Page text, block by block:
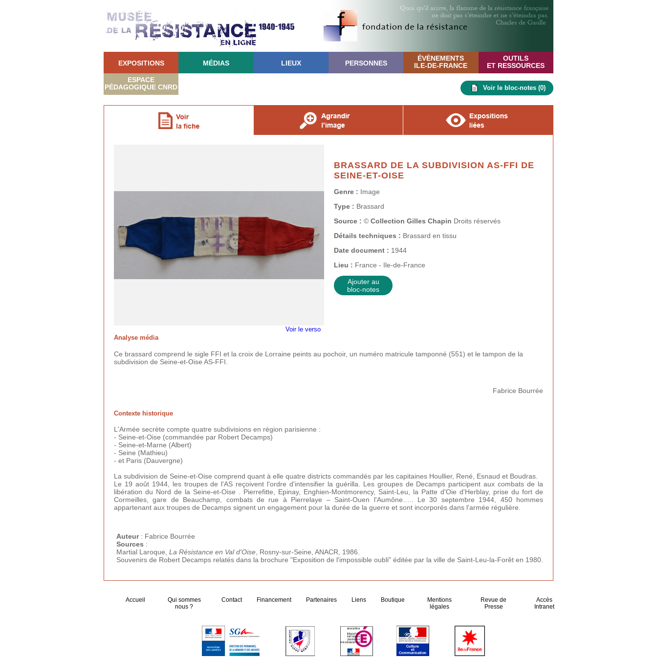
EXPOSITIONS MÉDIAS LIEUX PERSONNES
ÉVÈNEMENTS
ILE-DE-FRANCE
OUTILS
ET RESSOURCES
ESPACE
PÉDAGOGIQUE CNRD Voir le bloc-notes (0)
Voir le verso
BRASSARD DE LA SUBDIVISION AS-FFI DE
SEINE-ET-OISE
Genre : Image
Type : Brassard
Source : © Collection Gilles Chapin Droits réservés
Détails techniques : Brassard en tissu
Date document : 1944
Lieu : France - Ile-de-France
Ajouter au
bloc-notes
Analyse média
Ce brassard comprend le sigle FFI et la croix de Lorraine peints au pochoir, un numéro matricule tamponné (551) et le tampon de la
subdivision de Seine-et-Oise AS-FFI.
Fabrice Bourrée
Contexte historique
L'Armée secrète compte quatre subdivisions en région parisienne :
- Seine-et-Oise (commandée par Robert Decamps)
- Seine-et-Marne (Albert)
- Seine (Mathieu)
- et Paris (Dauvergne)
La subdivision de Seine-et-Oise comprend quant à elle quatre districts commandés par les capitaines Houllier, René, Esnaud et Boudras.
Le 19 août 1944, les troupes de l'AS reçoivent l'ordre d'intensifier la guérilla. Les groupes de Decamps participent aux combats de la
libération du Nord de la Seine-et-Oise . Pierrefitte, Epinay, Enghien-Montmorency, Saint-Leu, la Patte d'Oie d'Herblay, prise du fort de
Cormeilles, gare de Beauchamp, combats de rue à Pierrelaye – Saint-Ouen l'Aumône….. Le 30 septembre 1944, 450 hommes
appartenant aux troupes de Decamps signent un engagement pour la durée de la guerre et sont incorporés dans l'armée régulière.
Auteur: Fabrice Bourrée
Sources :
Martial Laroque, La Résistance en Val d'Oise , Rosny-sur-Seine, ANACR, 1986.
Souvenirs de Robert Decamps relatés dans la brochure "Exposition de l'impossible oubli" éditée par la ville de Saint-Leu-la-Forêt en 1980.
Accueil
Qui sommes
nous ?
Contact Financement Partenaires Liens Boutique
Mentions
légales
Revue de
Presse
Accès
Intranet